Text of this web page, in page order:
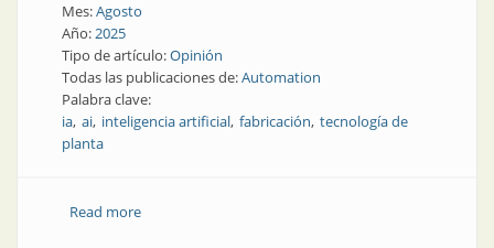
Mes:Agosto
Año:2025
Tipo de artículo:Opinión
Todas las publicaciones de:Automation
Palabra clave:
ia ai inteligencia artificial fabricación tecnología de
planta
Read moreabout IA ética: por qué tanto interés en la fabricación